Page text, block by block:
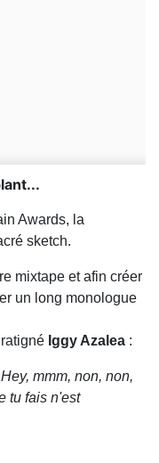
Awards, la
sketch.
mixtape et afin créer
un long monologue
Iggy Azalea :
mmm, non, non,
tu fais n'est